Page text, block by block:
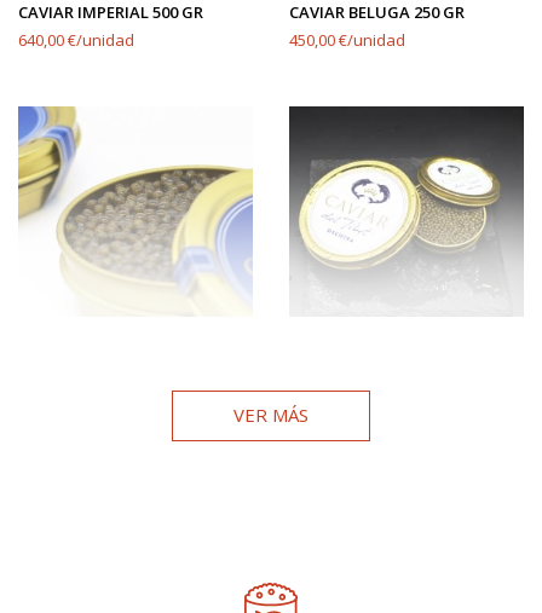
CAVIAR IMPERIAL 500 GR
640,00 €/unidad
CAVIAR BELUGA 250 GR
450,00 €/unidad
360,00 €/unidad
VER MÁS